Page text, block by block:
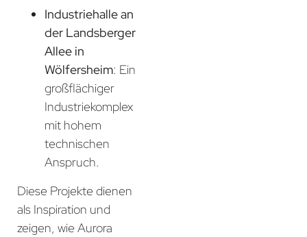
Industriehalle an
der Landsberger
Allee in
Wölfersheim: Ein
großflächiger
Industriekomplex
mit hohem
technischen
Anspruch.
Diese Projekte dienen
als Inspiration und
zeigen, wie Aurora